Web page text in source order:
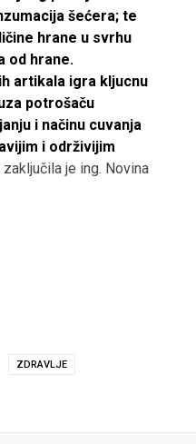
šećera; te
hrane u svrhu
od hrane.
artikala igra kljucnu
potrošaču
i načinu cuvanja
i održivijim
zaključila je ing. Novina
ZDRAVLJE